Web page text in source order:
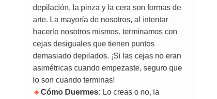
depilación, la pinza y la cera son formas de
arte. La mayoría de nosotros, al intentar
hacerlo nosotros mismos, terminamos con
cejas desiguales que tienen puntos
demasiado depilados. ¡Si las cejas no eran
asimétricas cuando empezaste, seguro que
lo son cuando terminas!
🔸 Cómo Duermes: Lo creas o no, la